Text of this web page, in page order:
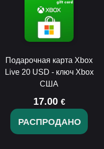
Подарочная карта Xbox
Live 20 USD - ключ Xbox
США
17.00 €
РАСПРОДАНО